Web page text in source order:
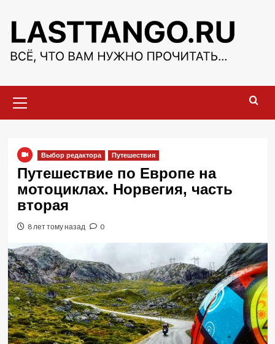
содержимому
меню
Выбор редактора Путешествия
Путешествие по Европе на
мотоциклах. Норвегия, часть
вторая
8 лет тому назад 0